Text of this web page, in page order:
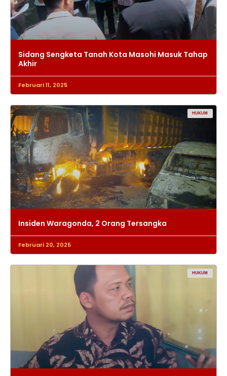
Sidang Sengketa Tanah Kota Masohi Masuk Tahap
Akhir
Februari 11, 2025
HUKUM
Insiden Waragonda, 2 Orang Tersangka
Februari 20, 2025
HUKUM